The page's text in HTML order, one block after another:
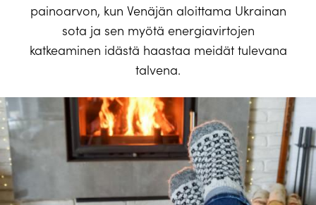
painoarvon, kun Venäjän aloittama Ukrainan
sota ja sen myötä energiavirtojen
katkeaminen idästä haastaa meidät tulevana
talvena.